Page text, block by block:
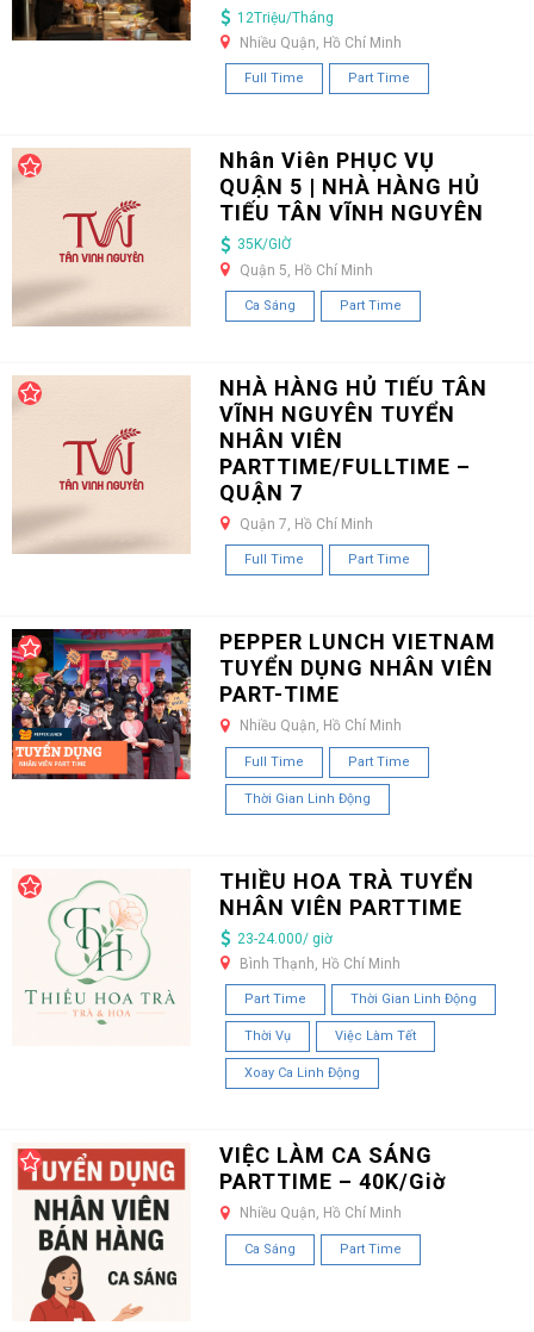
12Triệu/Tháng
Nhiều Quận, Hồ Chí Minh
Full Time Part Time
Nhân Viên PHỤC VỤ
QUẬN 5 | NHÀ HÀNG HỦ
TIẾU TÂN VĨNH NGUYÊN
35K/GIỜ
Quận 5, Hồ Chí Minh
Ca Sáng Part Time
NHÀ HÀNG HỦ TIẾU TÂN
VĨNH NGUYÊN TUYỂN
NHÂN VIÊN
PARTTIME/FULLTIME –
QUẬN 7
Quận 7, Hồ Chí Minh
Full Time Part Time
PEPPER LUNCH VIETNAM
TUYỂN DỤNG NHÂN VIÊN
PART-TIME
Nhiều Quận, Hồ Chí Minh
Full Time Part Time
Thời Gian Linh Động
THIỀU HOA TRÀ TUYỂN
NHÂN VIÊN PARTTIME
23-24.000/ giờ
Bình Thạnh, Hồ Chí Minh
Part Time Thời Gian Linh Động
Thời Vụ Việc Làm Tết
Xoay Ca Linh Động
VIỆC LÀM CA SÁNG
PARTTIME – 40K/Giờ
Nhiều Quận, Hồ Chí Minh
Ca Sáng Part Time